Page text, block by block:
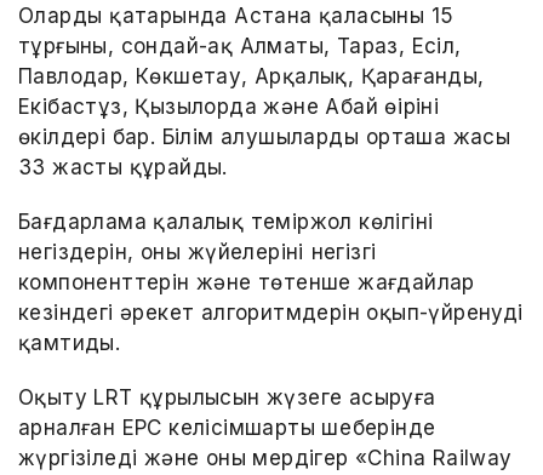
Олардың қатарында Астана қаласының 15
тұрғыны, сондай-ақ Алматы, Тараз, Есіл,
Павлодар, Көкшетау, Арқалық, Қарағанды,
Екібастұз, Қызылорда және Абай өңірінің
өкілдері бар. Білім алушылардың орташа жасы
33 жасты құрайды.
Бағдарлама қалалық теміржол көлігінің
негіздерін, оның жүйелерінің негізгі
компоненттерін және төтенше жағдайлар
кезіндегі әрекет алгоритмдерін оқып-үйренуді
қамтиды.
Оқыту LRT құрылысын жүзеге асыруға
арналған EPC келісімшарты шеңберінде
жүргізіледі және оны мердігер «China Railway